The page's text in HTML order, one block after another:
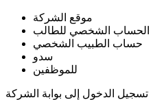
موقع الشركة
الحساب الشخصي للطالب
حساب الطبيب الشخصي
سدو
للموظفين
تسجيل الدخول إلى بوابة الشركة